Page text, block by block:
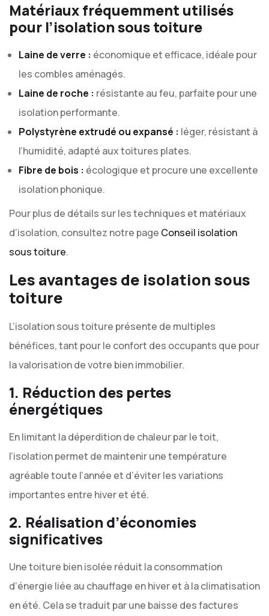
Matériaux fréquemment utilisés
pour l’isolation sous toiture
Laine de verre : économique et efficace, idéale pour
les combles aménagés.
Laine de roche : résistante au feu, parfaite pour une
isolation performante.
Polystyrène extrudé ou expansé : léger, résistant à
l’humidité, adapté aux toitures plates.
Fibre de bois : écologique et procure une excellente
isolation phonique.
Pour plus de détails sur les techniques et matériaux
d’isolation, consultez notre page Conseil isolation
sous toiture.
Les avantages de isolation sous
toiture
L’isolation sous toiture présente de multiples
bénéfices, tant pour le confort des occupants que pour
la valorisation de votre bien immobilier.
1. Réduction des pertes
énergétiques
En limitant la déperdition de chaleur par le toit,
l’isolation permet de maintenir une température
agréable toute l’année et d’éviter les variations
importantes entre hiver et été.
2. Réalisation d’économies
significatives
Une toiture bien isolée réduit la consommation
d’énergie liée au chauffage en hiver et à la climatisation
en été. Cela se traduit par une baisse des factures